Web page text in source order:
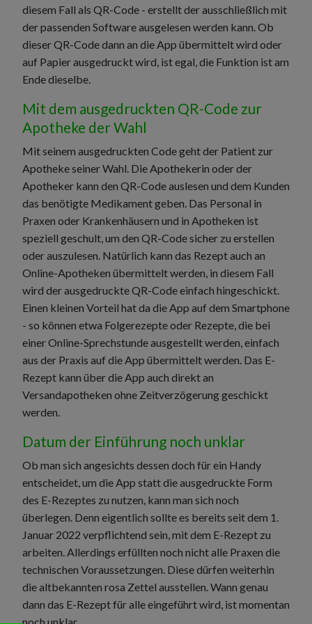
diesem Fall als QR-Code - erstellt der ausschließlich mit
der passenden Software ausgelesen werden kann. Ob
dieser QR-Code dann an die App übermittelt wird oder
auf Papier ausgedruckt wird, ist egal, die Funktion ist am
Ende dieselbe.
Mit dem ausgedruckten QR-Code zur
Apotheke der Wahl
Mit seinem ausgedruckten Code geht der Patient zur
Apotheke seiner Wahl. Die Apothekerin oder der
Apotheker kann den QR-Code auslesen und dem Kunden
das benötigte Medikament geben. Das Personal in
Praxen oder Krankenhäusern und in Apotheken ist
speziell geschult, um den QR-Code sicher zu erstellen
oder auszulesen. Natürlich kann das Rezept auch an
Online-Apotheken übermittelt werden, in diesem Fall
wird der ausgedruckte QR-Code einfach hingeschickt.
Einen kleinen Vorteil hat da die App auf dem Smartphone
- so können etwa Folgerezepte oder Rezepte, die bei
einer Online-Sprechstunde ausgestellt werden, einfach
aus der Praxis auf die App übermittelt werden. Das E-
Rezept kann über die App auch direkt an
Versandapotheken ohne Zeitverzögerung geschickt
werden.
Datum der Einführung noch unklar
Ob man sich angesichts dessen doch für ein Handy
entscheidet, um die App statt die ausgedruckte Form
des E-Rezeptes zu nutzen, kann man sich noch
überlegen. Denn eigentlich sollte es bereits seit dem 1.
Januar 2022 verpflichtend sein, mit dem E-Rezept zu
arbeiten. Allerdings erfüllten noch nicht alle Praxen die
technischen Voraussetzungen. Diese dürfen weiterhin
die altbekannten rosa Zettel ausstellen. Wann genau
dann das E-Rezept für alle eingeführt wird, ist momentan
noch unklar.